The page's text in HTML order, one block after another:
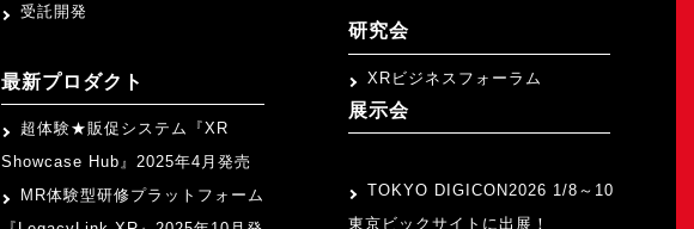
受託開発
最新プロダクト
超体験★販促システム『XR
Showcase Hub』2025年4月発売
MR体験型研修プラットフォーム
研究会
XRビジネスフォーラム
展示会
TOKYO DIGICON2026 1/8～10
東京ビックサイトに出展！